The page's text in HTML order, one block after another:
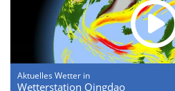
Aktuelles Wetter in
Wetterstation Qingdao